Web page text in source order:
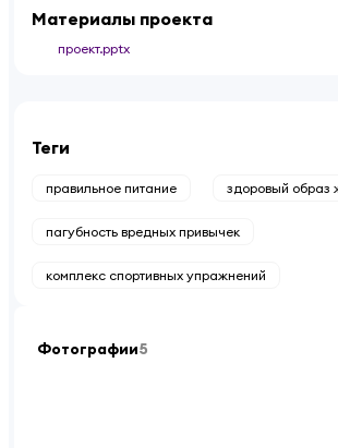
Материалы проекта
проект.pptx
Теги
правильное питание здоровый образ
пагубность вредных привычек
комплекс спортивных упражнений
Фотографии5